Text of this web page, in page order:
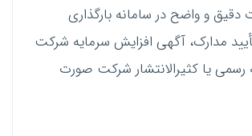
دقیق و واضح در سامانه بارگذاری
مدارک، آگهی افزایش سرمایه شرکت
رسمی یا کثیرالانتشار شرکت صورت